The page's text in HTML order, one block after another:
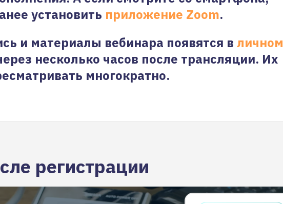
установить приложение Zoom.
и материалы вебинара появятся в личном
несколько часов после трансляции. Их
многократно.
регистрации